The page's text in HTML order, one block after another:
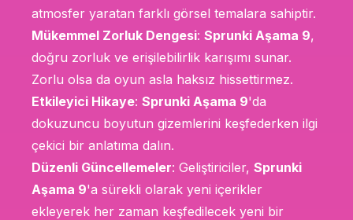
atmosfer yaratan farklı görsel temalara sahiptir.
Mükemmel Zorluk Dengesi: Sprunki Aşama 9,
doğru zorluk ve erişilebilirlik karışımı sunar.
Zorlu olsa da oyun asla haksız hissettirmez.
Etkileyici Hikaye: Sprunki Aşama 9'da
dokuzuncu boyutun gizemlerini keşfederken ilgi
çekici bir anlatıma dalın.
Düzenli Güncellemeler: Geliştiriciler, Sprunki
Aşama 9'a sürekli olarak yeni içerikler
ekleyerek her zaman keşfedilecek yeni bir